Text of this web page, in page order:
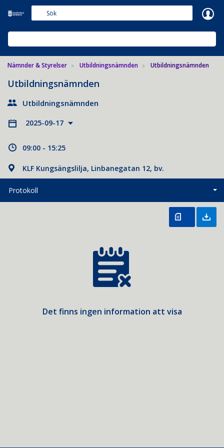
Meetings+
Nämnder & Styrelser Utbildningsnämnden Utbildningsnämnden
Utbildningsnämnden
Utbildningsnämnden
2025-09-17
09:00 - 15:25
KLF Kungsängslilja, Linbanegatan 12, bv.
Protokoll
Det finns ingen information att visa